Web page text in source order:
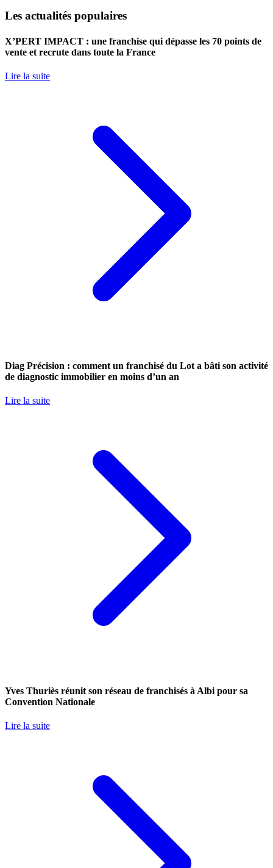
Les actualités populaires
X’PERT IMPACT : une franchise qui dépasse les 70 points de
vente et recrute dans toute la France
Lire la suite
Diag Précision : comment un franchisé du Lot a bâti son activité
de diagnostic immobilier en moins d’un an
Lire la suite
Yves Thuriès réunit son réseau de franchisés à Albi pour sa
Convention Nationale
Lire la suite